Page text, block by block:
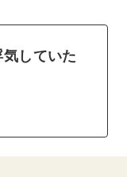
気していた